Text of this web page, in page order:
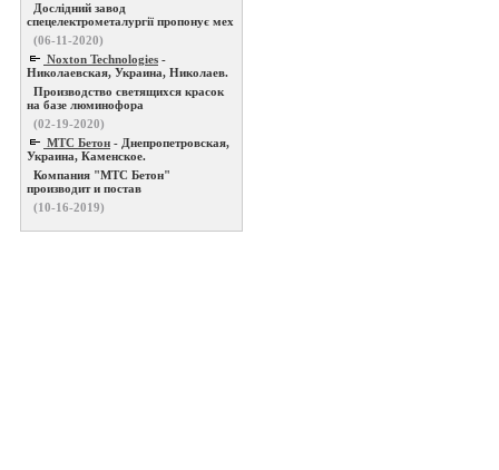
Дослідний завод
спецелектрометалургії пропонує мех
(06-11-2020)
Noxton Technologies -
Николаевская, Украина, Николаев.
Производство светящихся красок
на базе люминофора
(02-19-2020)
МТС Бетон - Днепропетровская,
Украина, Каменское.
Компания "МТС Бетон"
производит и постав
(10-16-2019)